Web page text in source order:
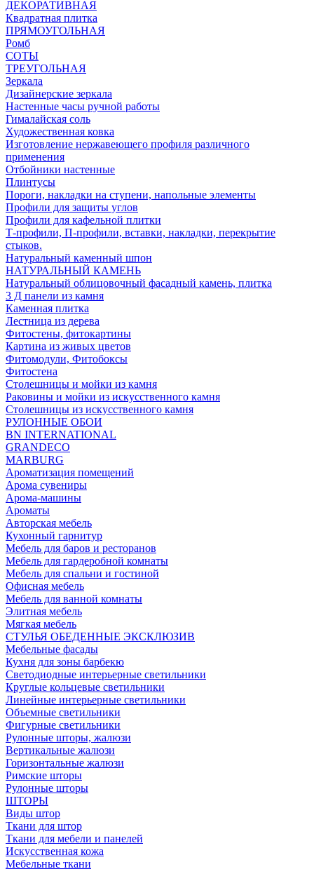
ДЕКОРАТИВНАЯ
Квадратная плитка
ПРЯМОУГОЛЬНАЯ
Ромб
СОТЫ
ТРЕУГОЛЬНАЯ
Зеркала
Дизайнерские зеркала
Настенные часы ручной работы
Гималайская соль
Художественная ковка
Изготовление нержавеющего профиля различного
применения
Отбойники настенные
Плинтусы
Пороги, накладки на ступени, напольные элементы
Профили для защиты углов
Профили для кафельной плитки
Т-профили, П-профили, вставки, накладки, перекрытие
стыков.
Натуральный каменный шпон
НАТУРАЛЬНЫЙ КАМЕНЬ
Натуральный облицовочный фасадный камень, плитка
3 Д панели из камня
Каменная плитка
Лестница из дерева
Фитостены, фитокартины
Картина из живых цветов
Фитомодули, Фитобоксы
Фитостена
Столешницы и мойки из камня
Раковины и мойки из искусственного камня
Столешницы из искусственного камня
РУЛОННЫЕ ОБОИ
BN INTERNATIONAL
GRANDECO
MARBURG
Ароматизация помещений
Арома сувениры
Арома-машины
Ароматы
Авторская мебель
Кухонный гарнитур
Мебель для баров и ресторанов
Мебель для гардеробной комнаты
Мебель для спальни и гостиной
Офисная мебель
Мебель для ванной комнаты
Элитная мебель
Мягкая мебель
СТУЛЬЯ ОБЕДЕННЫЕ ЭКСКЛЮЗИВ
Мебельные фасады
Кухня для зоны барбекю
Светодиодные интерьерные светильники
Круглые кольцевые светильники
Линейные интерьерные светильники
Объемные светильники
Фигурные светильники
Рулонные шторы, жалюзи
Вертикальные жалюзи
Горизонтальные жалюзи
Римские шторы
Рулонные шторы
ШТОРЫ
Виды штор
Ткани для штор
Ткани для мебели и панелей
Искусственная кожа
Мебельные ткани